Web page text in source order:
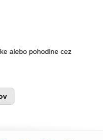
alebo pohodlne cez